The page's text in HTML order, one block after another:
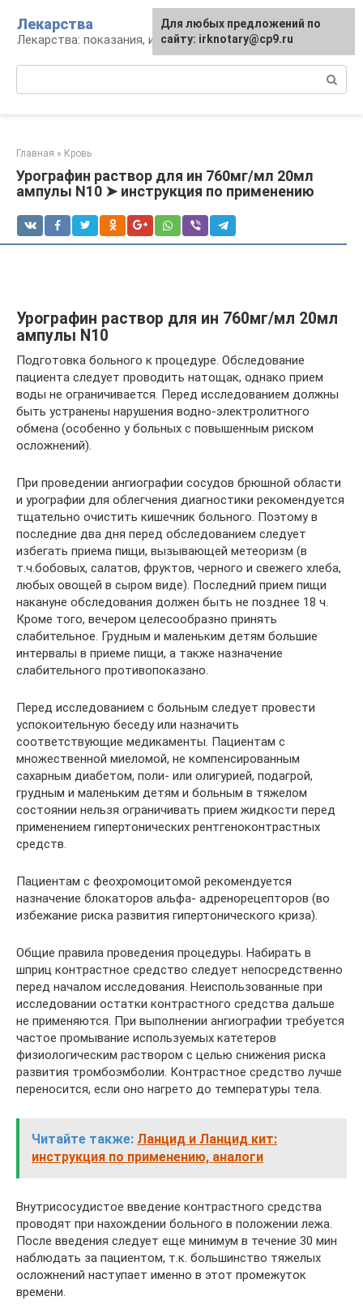
контенту
Лекарства
Лекарства: показания, инструкция, аналоги
Главная » Кровь
Урографин раствор для ин 760мг/мл 20мл
ампулы N10 ➤ инструкция по применению
Урографин раствор для ин 760мг/мл 20мл
ампулы N10
Подготовка больного к процедуре. Обследование
пациента следует проводить натощак, однако прием
воды не ограничивается. Перед исследованием должны
быть устранены нарушения водно-электролитного
обмена (особенно у больных с повышенным риском
осложнений).
При проведении ангиографии сосудов брюшной области
и урографии для облегчения диагностики рекомендуется
тщательно очистить кишечник больного. Поэтому в
последние два дня перед обследованием следует
избегать приема пищи, вызывающей метеоризм (в
т.ч.бобовых, салатов, фруктов, черного и свежего хлеба,
любых овощей в сыром виде). Последний прием пищи
накануне обследования должен быть не позднее 18 ч.
Кроме того, вечером целесообразно принять
слабительное. Грудным и маленьким детям большие
интервалы в приеме пищи, а также назначение
слабительного противопоказано.
Перед исследованием с больным следует провести
успокоительную беседу или назначить
соответствующие медикаменты. Пациентам с
множественной миеломой, не компенсированным
сахарным диабетом, поли- или олигурией, подагрой,
грудным и маленьким детям и больным в тяжелом
состоянии нельзя ограничивать прием жидкости перед
применением гипертонических рентгеноконтрастных
средств.
Пациентам с феохромоцитомой рекомендуется
назначение блокаторов альфа- адренорецепторов (во
избежание риска развития гипертонического криза).
Общие правила проведения процедуры. Набирать в
шприц контрастное средство следует непосредственно
перед началом исследования. Неиспользованные при
исследовании остатки контрастного средства дальше
не применяются. При выполнении ангиографии требуется
частое промывание используемых катетеров
физиологическим раствором с целью снижения риска
развития тромбоэмболии. Контрастное средство лучше
переносится, если оно нагрето до температуры тела.
Читайте также: Ланцид и Ланцид кит:
инструкция по применению, аналоги
Внутрисосудистое введение контрастного средства
проводят при нахождении больного в положении лежа.
После введения следует еще минимум в течение 30 мин
наблюдать за пациентом, т.к. большинство тяжелых
осложнений наступает именно в этот промежуток
времени.
Для любых предложений по
сайту: irknotary@cp9.ru